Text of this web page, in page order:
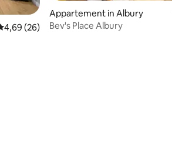
beoordeling van 4,69 uit 5, 26
4,69 (26)
Appartement in Albury
Bev's Place Albury